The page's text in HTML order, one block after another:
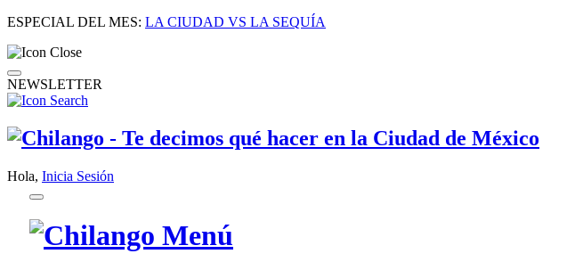
ESPECIAL DEL MES: LA CIUDAD VS LA SEQUÍA
NEWSLETTER
Hola, Inicia Sesión